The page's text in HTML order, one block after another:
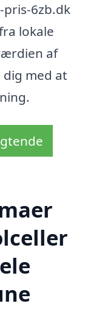
6zb.dk
lokale
af
med at